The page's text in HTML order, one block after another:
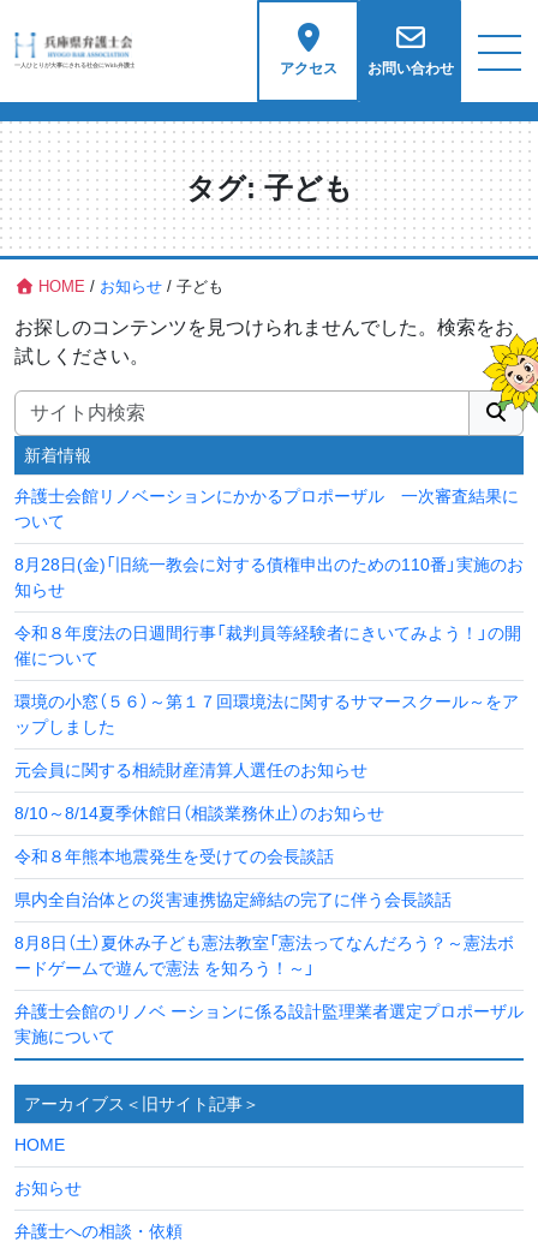
アクセス お問い合わせ
タグ:子ども
HOME / お知らせ /子ども
お探しのコンテンツを見つけられませんでした。検索をお
試しください。
検索:
新着情報
弁護士会館リノベーションにかかるプロポーザル 一次審査結果に
ついて
8月28日(金)「旧統一教会に対する債権申出のための110番」実施のお
知らせ
令和８年度法の日週間行事「裁判員等経験者にきいてみよう！」の開
催について
環境の小窓（５６）～第１７回環境法に関するサマースクール～をア
ップしました
元会員に関する相続財産清算人選任のお知らせ
8/10～8/14夏季休館日（相談業務休止）のお知らせ
令和８年熊本地震発生を受けての会長談話
県内全自治体との災害連携協定締結の完了に伴う会長談話
8月8日（土）夏休み子ども憲法教室「憲法ってなんだろう？～憲法ボ
ードゲームで遊んで憲法 を知ろう！～」
弁護士会館のリノベ ーションに係る設計監理業者選定プロポーザル
実施について
アーカイブス＜旧サイト記事＞
HOME
お知らせ
弁護士への相談・依頼